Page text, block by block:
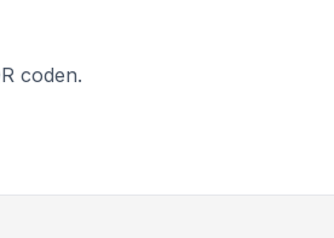
coden.